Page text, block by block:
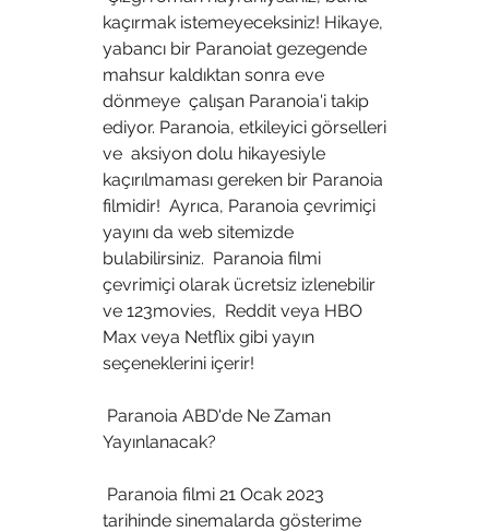
kaçırmak istemeyeceksiniz! Hikaye,
yabancı bir Paranoiat gezegende
mahsur kaldıktan sonra eve
dönmeye  çalışan Paranoia'i takip
ediyor. Paranoia, etkileyici görselleri
ve  aksiyon dolu hikayesiyle
kaçırılmaması gereken bir Paranoia
filmidir!  Ayrıca, Paranoia çevrimiçi
yayını da web sitemizde
bulabilirsiniz.  Paranoia filmi
çevrimiçi olarak ücretsiz izlenebilir
ve 123movies,  Reddit veya HBO
Max veya Netflix gibi yayın
seçeneklerini içerir!
Yayınlanacak?
tarihinde sinemalarda gösterime